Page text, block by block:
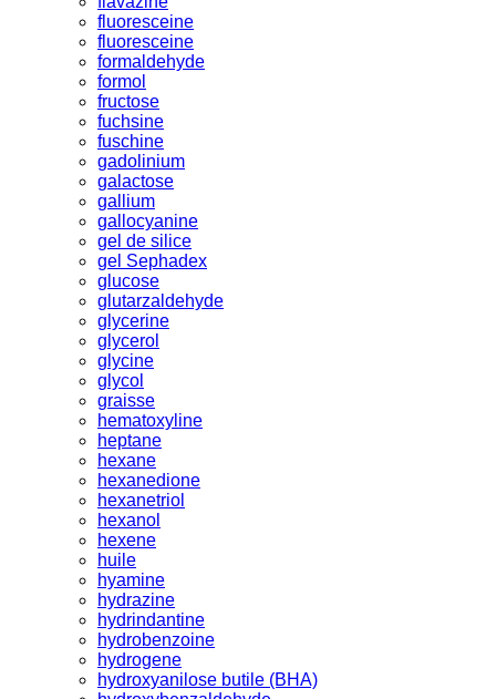
fluoresceine
fluoresceine
formaldehyde
formol
fructose
fuchsine
fuschine
gadolinium
galactose
gallium
gallocyanine
gel de silice
gel Sephadex
glucose
glutarzaldehyde
glycerine
glycerol
glycine
glycol
graisse
hematoxyline
heptane
hexane
hexanedione
hexanetriol
hexanol
hexene
huile
hyamine
hydrazine
hydrindantine
hydrobenzoine
hydrogene
hydroxyanilose butile (BHA)